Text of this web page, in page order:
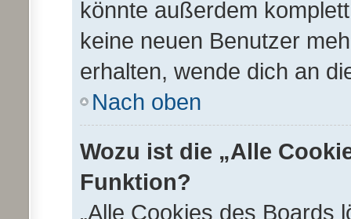
könnte außerdem
keine neuen Benutzer
erhalten, wende dich an
Nach oben
Wozu ist die „Alle
Funktion?
„Alle Cookies des Boards